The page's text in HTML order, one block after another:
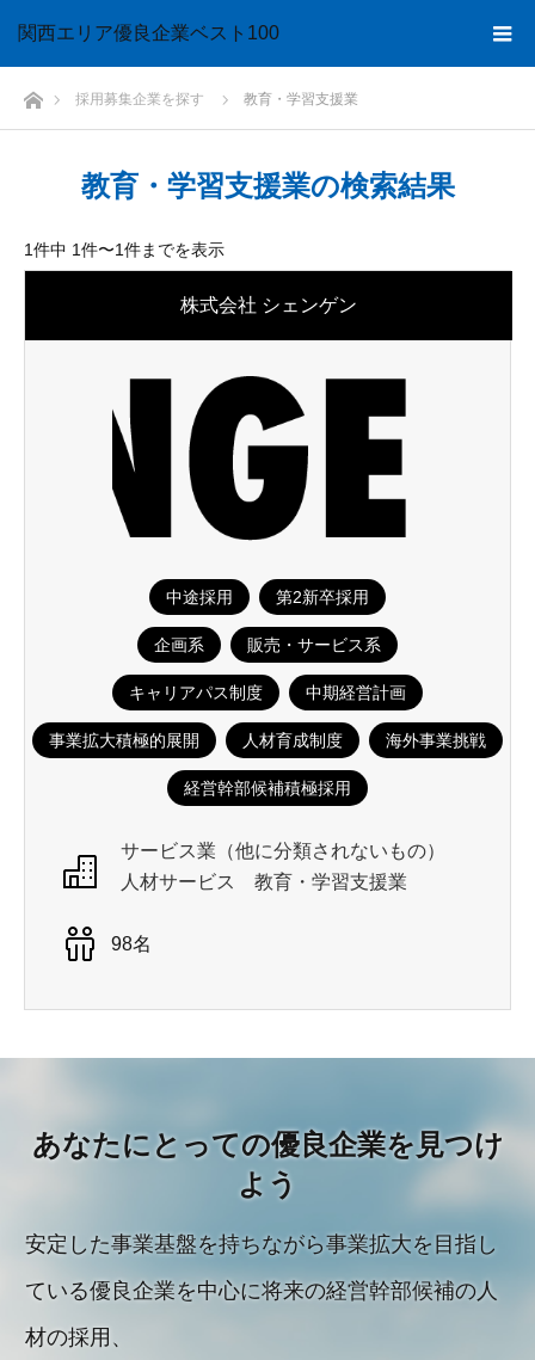
関西エリア優良企業ベスト100
ホーム採用募集企業を探す 教育・学習支援業
教育・学習支援業の検索結果
1件中 1件〜1件までを表示
株式会社 シェンゲン
中途採用 第2新卒採用
企画系 販売・サービス系
キャリアパス制度 中期経営計画
事業拡大積極的展開 人材育成制度 海外事業挑戦
経営幹部候補積極採用
サービス業（他に分類されないもの）
人材サービス
教育・学習支援業
98名
あなたにとっての優良企業を見つけ
よう
安定した事業基盤を持ちながら事業拡大を目指し
ている優良企業を中心に将来の経営幹部候補の人
材の採用、